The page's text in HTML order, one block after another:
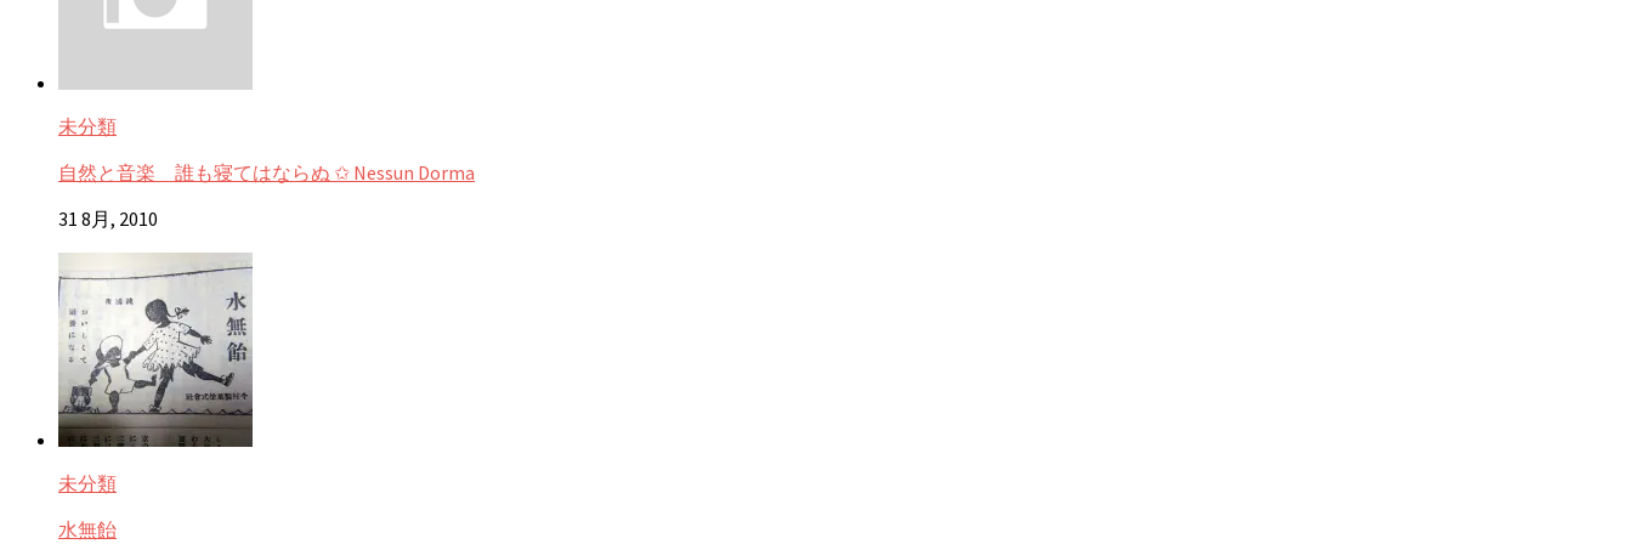
未分類
自然と音楽 誰も寝てはならぬ ✩ Nessun Dorma
31 8月, 2010
未分類
水無飴